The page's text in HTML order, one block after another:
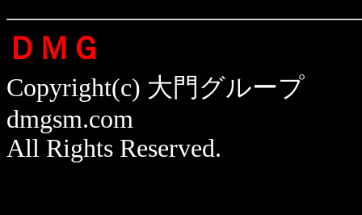
ＤＭＧ
Copyright(c) 大門グループ
dmgsm.com
All Rights Reserved.